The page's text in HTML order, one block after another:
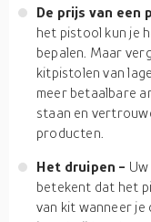
De prijs van een
het pistool kun je
bepalen. Maar
kitpistolen van
meer betaalbare
staan en
producten.
Het druipen -
betekent dat het
van kit wanneer